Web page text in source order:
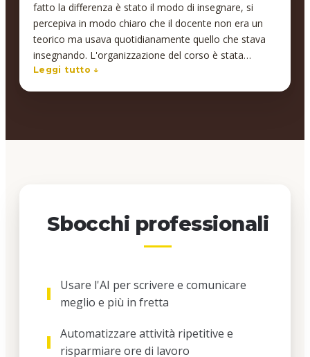
fatto la differenza è stato il modo di insegnare, si
percepiva in modo chiaro che il docente non era un
teorico ma usava quotidianamente quello che stava
insegnando. L'organizzazione del corso è stata
perfetta. I contenuti del corso e il materiale fornito
Leggi tutto ↓
Sbocchi professionali
Usare l'AI per scrivere e comunicare
meglio e più in fretta
Automatizzare attività ripetitive e
risparmiare ore di lavoro